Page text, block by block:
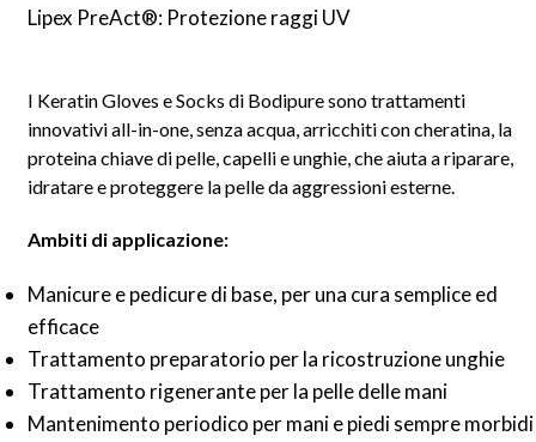
Lipex PreAct®: Protezione raggi UV
I Keratin Gloves e Socks di Bodipure sono trattamenti
innovativi all-in-one, senza acqua, arricchiti con cheratina, la
proteina chiave di pelle, capelli e unghie, che aiuta a riparare,
idratare e proteggere la pelle da aggressioni esterne.
Ambiti di applicazione:
Manicure e pedicure di base, per una cura semplice ed
efficace
Trattamento preparatorio per la ricostruzione unghie
Trattamento rigenerante per la pelle delle mani
Mantenimento periodico per mani e piedi sempre morbidi